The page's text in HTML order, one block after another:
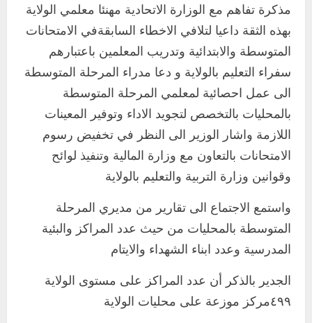
مذكرة تفاهم مع الوزارة الاتحادية مهنئا معلمي الولاية
بهذه الثقة داعيا لتلافي الاخطاء السابقةفي الامتحانات
المتوسطة والابتدائية وتدريب المعلمين باعتبارهم
سفراء التعليم بالولاية و دعا مدراء المرحلة المتوسطة
الى عمل احصائية لمعلمي المرحلة المتوسطة
بالمحليات بالتخصص لتجويد الاداء وتوفير المعينات
اللازمة واشار الوزير الى النظر في تخفيض رسوم
الامتحانات بالتعاون مع وزارة المالية وتنفيذ لوائح
وقوانين وزارة التربية والتعليم بالولاية
واستمع الاجتماع الى تقارير من مديري المرحلة
المتوسطة بالمحليات من حيث عدد المراكز والبئية
المدرسية وعدد ابناء الشهداء والايتام
الجدير بالذكر أن عدد المراكز على مستوى الولاية
٤٩٩مركز موزعة على محليات الولاية
اخر الاخبار
التعليم الخاص بمحلية ودمدني الكبرى
يعلن تخفيض الرسوم الدراسية لهذا العام
بنسبة15%
3
اخر الاخبار
وزير التربية والتعليم بالولاية يدشن ورشة
تأهيل معلمي مادة اللغة الإنجليزية بمحلية
ودمدني الكبرى
أغسطس 3, 2026